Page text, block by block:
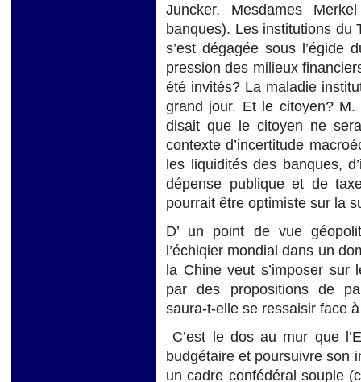
Juncker, Mesdames
banques). Les institutions du
s’est dégagée sous l’égide
pression des milieux
été invités? La maladie
grand jour. Et le citoyen? M.
disait que le citoyen ne
contexte d’incertitude
les liquidités des banques,
dépense publique et de
pourrait être optimiste sur la
D’ un point de vue
l’échiqier mondial dans un
la Chine veut s’imposer
par des propositions de
saura-t-elle se ressaisir face
C’est le dos au mur que
budgétaire et poursuivre son
un cadre confédéral souple